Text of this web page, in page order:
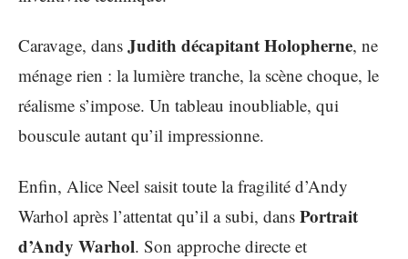
Caravage, dans Judith décapitant Holopherne, ne
ménage rien : la lumière tranche, la scène choque, le
réalisme s’impose. Un tableau inoubliable, qui
bouscule autant qu’il impressionne.
Enfin, Alice Neel saisit toute la fragilité d’Andy
Warhol après l’attentat qu’il a subi, dans Portrait
d’Andy Warhol. Son approche directe et